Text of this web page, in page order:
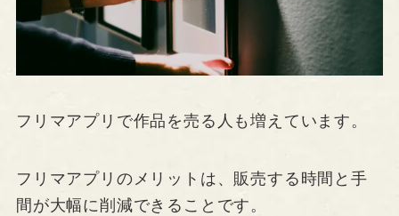
フリマアプリで作品を売る人も増えています。
フリマアプリのメリットは、販売する時間と手
間が大幅に削減できることです。